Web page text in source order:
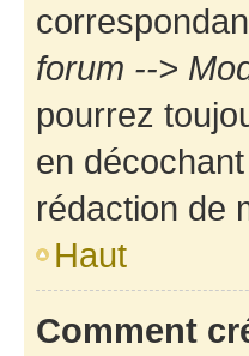
forum -->
pourrez
en
rédaction de
Haut
Comment